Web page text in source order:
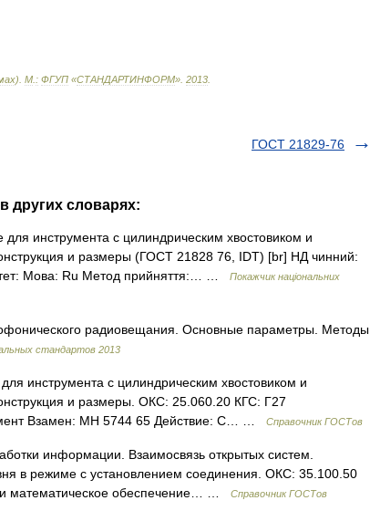
). М : ФГУП «СТАНДАРТИНФОРМ» 2013
ГОСТ 21829-76
других словарях:
инструмента с цилиндрическим хвостовиком и
и размеры (ГОСТ 21828 76, IDT) [br] НД чинний:
Мова: Ru Метод прийняття:… …
Покажчик національних
радиовещания. Основные параметры. Методы
стандартов 2013
инструмента с цилиндрическим хвостовиком и
и размеры. ОКС: 25.060.20 КГС: Г27
Взамен: МН 5744 65 Действие: С… …
Справочник ГОСТов
информации. Взаимосвязь открытых систем.
в режиме с установлением соединения. ОКС: 35.100.50
математическое обеспечение… …
Справочник ГОСТов